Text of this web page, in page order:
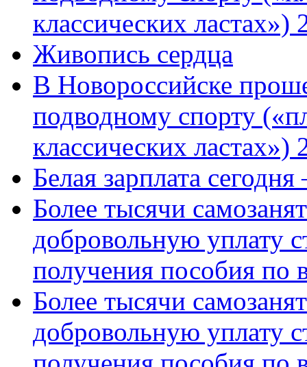
классических
Живопись сердца
В Новороссийске
подводному спорту
классических ластах»)
Белая зарплата
Более тысячи
добровольную уплату
получения пособия по
Более тысячи
добровольную уплату